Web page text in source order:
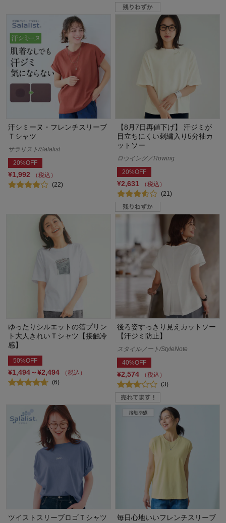
汗シミーヌ・フレンチスリーブ
Ｔシャツ
サラリスト/Salalist
20%OFF
¥1,992
（税込）
(22)
【8月7日再値下げ】 汗ジミが
目立ちにくい刺繍入り5分袖カ
ットソー
ロウイング／Rowing
20%OFF
¥2,631
（税込）
(21)
ゆったりシルエットの箔プリン
ト大人きれいＴシャツ【接触冷
感】
50%OFF
¥1,494～¥2,494
（税込）
(6)
後ろ姿すっきり見えカットソー
【汗ジミ防止】
スタイルノート/StyleNote
40%OFF
¥2,574
（税込）
(3)
ツイストスリーブロゴＴシャツ
毎日心地いいフレンチスリーブ